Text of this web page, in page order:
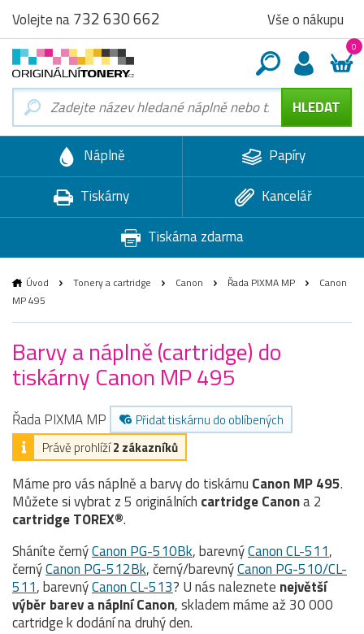
Volejte na732 630 662 Vše o nákupu
0
Náplně
Papíry
Tiskárny
Kancelář
Tiskárna zdarma
Úvod Tonery a cartridge Canon Řada PIXMA MP
Canon
MP 495
Barvy a náplně (cartridge) do
tiskárny Canon MP 495
Řada PIXMA MP
Přidat tiskárnu do oblíbených
Právě prohlíží2 zákazníků
Máme pro vás náplně a barvy do tiskárnu Canon MP 495.
Můžete si vybrat z 5 originálních cartridgeCanona 2
cartridge TOREX®.
Sháníte černýCanon PG-510Bk, barevnýCanon CL-511,
černýCanon PG-512Bk, černý/barevnýCanon PG-510/CL-
511, barevnýCanon CL-513? U nás naleznete největší
výběr barev a náplní Canon, skladem máme až 30 000
cartridge k dodání na druhý den.